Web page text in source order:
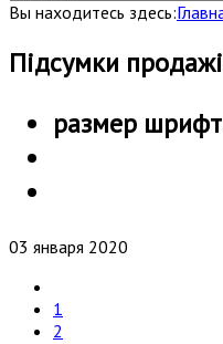
Вы находитесь здесь:
Підсумки
размер
03 января 2020
1
2